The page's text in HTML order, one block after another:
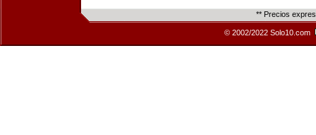
** Precios
© 2002/2022 Solo10.com